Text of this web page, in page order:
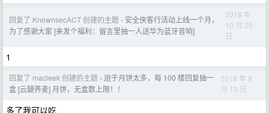
回复了 KnownsecACT 创建的主题 › 安全侠客行活动上线一个月，
为了感谢大家 [来发个福利：留言里抽一人送华为蓝牙音响]
2018 年
10 月 25
日
1
回复了 macleek 创建的主题 › 迫于月饼太多，每 100 楼回复抽一
盒 [云腿荞麦] 月饼，无盒数上限！！
2018 年 9
月 13 日
多了我可以吃